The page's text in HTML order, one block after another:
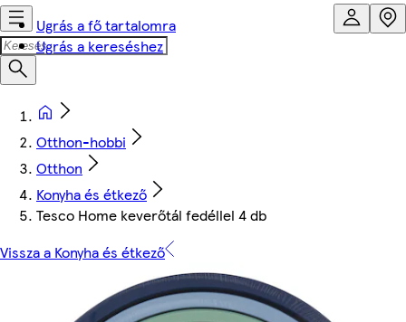
Ugrás a fő tartalomra
Ugrás a kereséshez
Otthon-hobbi
Otthon
Konyha és étkező
Tesco Home keverőtál fedéllel 4 db
Vissza a Konyha és étkező